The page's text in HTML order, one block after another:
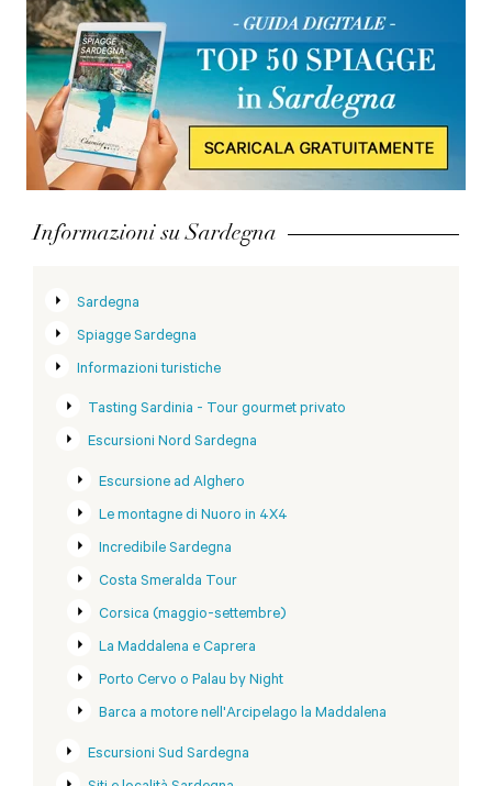
Informazioni su Sardegna
Sardegna
Spiagge Sardegna
Informazioni turistiche
Tasting Sardinia - Tour gourmet privato
Escursioni Nord Sardegna
Escursione ad Alghero
Le montagne di Nuoro in 4X4
Incredibile Sardegna
Costa Smeralda Tour
Corsica (maggio-settembre)
La Maddalena e Caprera
Porto Cervo o Palau by Night
Barca a motore nell'Arcipelago la Maddalena
Escursioni Sud Sardegna